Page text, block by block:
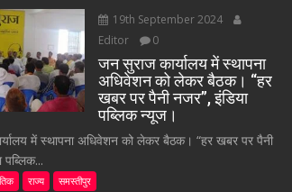
19th September 2024
Editor
0
जन सुराज कार्यालय में स्थापना
अधिवेशन को लेकर बैठक। “हर
खबर पर पैनी नजर”, इंडिया
पब्लिक न्यूज।
में स्थापना अधिवेशन को लेकर बैठक। “हर खबर पर पैनी
पब्लिक...
राज्य समस्तीपुर